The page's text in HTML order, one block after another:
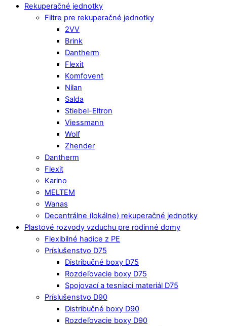
Rekuperačné jednotky
Filtre pre rekuperačné jednotky
2VV
Brink
Dantherm
Flexit
Komfovent
Nilan
Salda
Stiebel-Eltron
Viessmann
Wolf
Zhender
Dantherm
Flexit
Karino
MELTEM
Wanas
Decentrálne (lokálne) rekuperačné jednotky
Plastové rozvody vzduchu pre rodinné domy
Flexibilné hadice z PE
Príslušenstvo D75
Distribučné boxy D75
Rozdeľovacie boxy D75
Spojovací a tesniaci materiál D75
Príslušenstvo D90
Distribučné boxy D90
Rozdeľovacie boxy D90